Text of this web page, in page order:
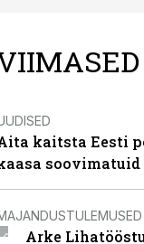
kaitsta Eesti
soovimatuid
Arke